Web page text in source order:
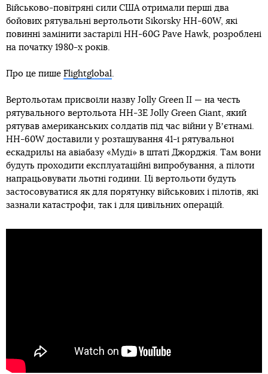
Військово-повітряні сили США отримали перші два
бойових рятувальні вертольоти Sikorsky HH-60W, які
повинні замінити застарілі HH-60G Pave Hawk, розроблені
на початку 1980-х років.
Про це пише Flightglobal.
Вертольотам присвоїли назву Jolly Green II — на честь
рятувального вертольота HH-3E Jolly Green Giant, який
рятував американських солдатів під час війни у Вʼєтнамі.
HH-60W доставили у розташування 41-ї рятувальної
ескадрильї на авіабазу «Муді» в штаті Джорджія. Там вони
будуть проходити експлуатаційні випробування, а пілоти
напрацьовувати льотні години. Ці вертольоти будуть
застосовуватися як для порятунку військових і пілотів, які
зазнали катастрофи, так і для цивільних операцій.